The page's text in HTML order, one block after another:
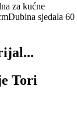
za kućne
Dubina sjedala 60
Tori